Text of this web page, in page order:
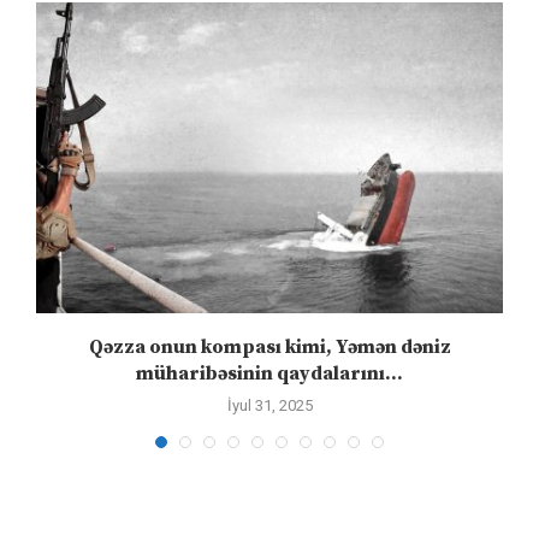
Qəzza onun kompası kimi, Yəmən dəniz
müharibəsinin qaydalarını...
İyul 31, 2025